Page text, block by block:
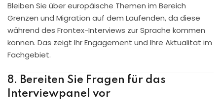
Bleiben Sie über europäische Themen im Bereich
Grenzen und Migration auf dem Laufenden, da diese
während des Frontex-Interviews zur Sprache kommen
können. Das zeigt Ihr Engagement und Ihre Aktualität im
Fachgebiet.
8. Bereiten Sie Fragen für das
Interviewpanel vor